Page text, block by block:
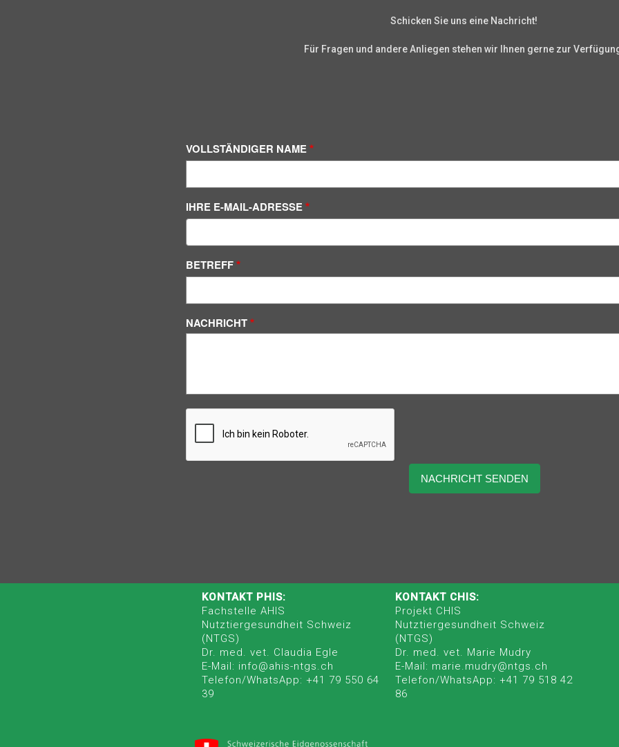
Schicken Sie uns eine Nachricht!
Für Fragen und andere Anliegen stehen wir Ihnen gerne zur
VOLLSTÄNDIGER NAME
IHRE E-MAIL-ADRESSE
BETREFF
NACHRICHT
KONTAKT PHIS:
Fachstelle AHIS
Nutztiergesundheit Schweiz
(NTGS)
Dr. med. vet. Claudia Egle
E-Mail: info@ahis-ntgs.ch
Telefon/WhatsApp: +41 79 550 64
39
KONTAKT CHIS:
Projekt CHIS
Nutztiergesundheit Schweiz
(NTGS)
Dr. med. vet. Marie Mudry
E-Mail: marie.mudry@ntgs.ch
Telefon/WhatsApp: +41 79 518 42
86